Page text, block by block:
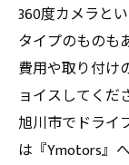
360度カメラと
タイプのものも
費用や取り付け
ョイスしてくだ
旭川市でドライ
は『Ymotors』